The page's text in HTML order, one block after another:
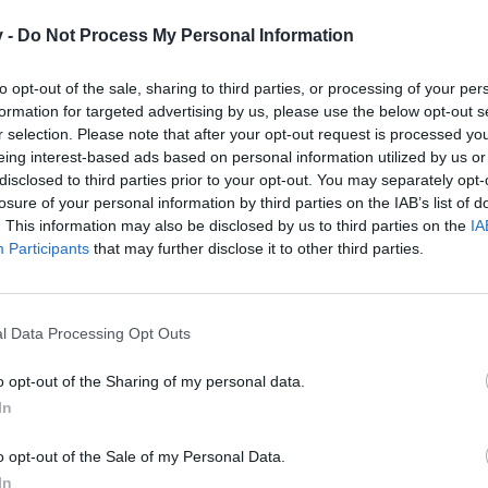
- Do Not Process My Personal Information
opt-out of the sale, sharing to third parties, or processing of your
for targeted advertising by us, please use the below opt-out
selection. Please note that after your opt-out request is processed
interest-based ads based on personal information utilized by us
to third parties prior to your opt-out. You may separately
of your personal information by third parties on the IAB’s list of
This information may also be disclosed by us to third parties on the
Participants that may further disclose it to other third parties.
Data Processing Opt Outs
opt-out of the Sharing of my personal data.
opt-out of the Sale of my Personal Data.
til dit næste besøg i vores Forum.
Hej farmere
Igen i år har vi en julekalender til jer.
Kalenderen er aktiv:
1/12 kl. 00.01 - 27/12 kl. 23.59
Der findes 24 gaver som er ens for alle.
Skulle man en dag åbne en låge og få en gave som er